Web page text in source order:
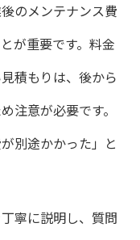
のメンテナンス費
が重要です。料金
積もりは、後から
注意が必要です。
別途かかった」と
寧に説明し、質問